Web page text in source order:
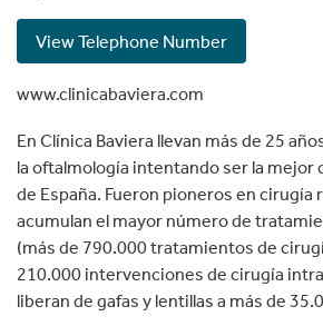
View Telephone Number
www.clinicabaviera.com
En Clínica Baviera llevan más de 25
la oftalmología intentando ser la mejor
de España. Fueron pioneros en cirugía
acumulan el mayor número de
(más de 790.000 tratamientos de
210.000 intervenciones de cirugía
liberan de gafas y lentillas a más de